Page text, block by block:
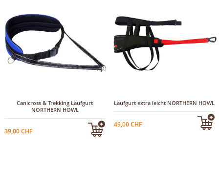
+1
Canicross & Trekking Laufgurt
NORTHERN HOWL
39,00 CHF
Laufgurt extra leicht NORTHERN HOWL
49,00 CHF